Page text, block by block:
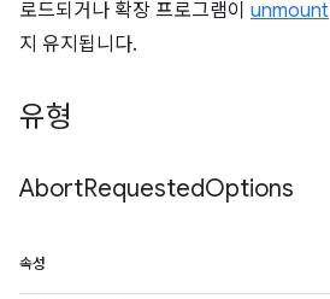
로드되거나 확장 프로그램이 unmount
지 유지됩니다.
유형
AbortRequestedOptions
속성